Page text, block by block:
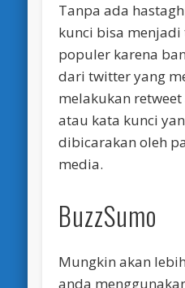
Tanpa ada
kunci bisa
populer karena
dari twitter yang
melakukan
atau kata kunci
dibicarakan oleh
media.
BuzzSumo
Mungkin akan
anda